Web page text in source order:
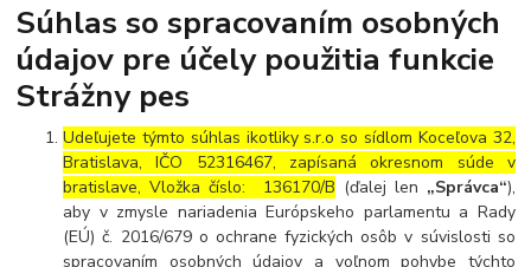
Súhlas so spracovaním osobných
údajov pre účely použitia funkcie
Strážny pes
Udeľujete týmto súhlas ikotliky s.r.o so sídlom Koceľova 32,
Bratislava, IČO 52316467, zapísaná okresnom súde v
bratislave,Vložka číslo: 136170/B (ďalej len „Správca“),
aby v zmysle nariadenia Európskeho parlamentu a Rady
(EÚ) č. 2016/679 o ochrane fyzických osôb v súvislosti so
spracovaním osobných údajov a voľnom pohybe týchto